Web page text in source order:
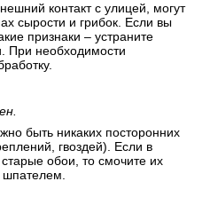
контакт с улицей, могут
сырости и грибок. Если вы
признаки – устраните
При необходимости
быть никаких посторонних
гвоздей). Если в
обои, то смочите их
шпателем.